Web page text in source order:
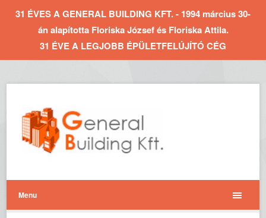
31 ÉVES A GENERAL BUILDING KFT. - 1994 március 30-
án alapította Floriska József és Floriska Attila.
31 ÉVE A LEGJOBB ÉPÜLETFELÚJÍTÓ CÉG
Menu